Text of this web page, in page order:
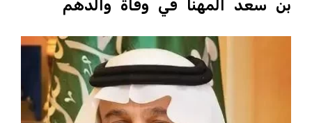
بن سعد المهنا في وفاة والدهم